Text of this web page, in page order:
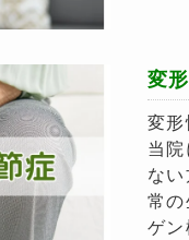
変
変
当
な
常
ゲ